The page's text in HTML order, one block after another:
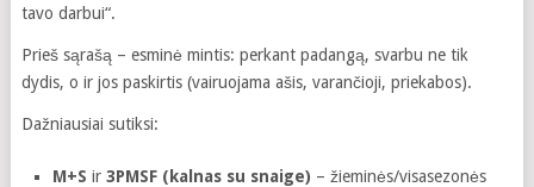
tavo darbui“.
Prieš sąrašą – esminė mintis: perkant padangą, svarbu ne tik
dydis, o ir jos paskirtis (vairuojama ašis, varančioji, priekabos).
Dažniausiai sutiksi:
M+S ir3PMSF (kalnas su snaige) – žieminės/visasezonės